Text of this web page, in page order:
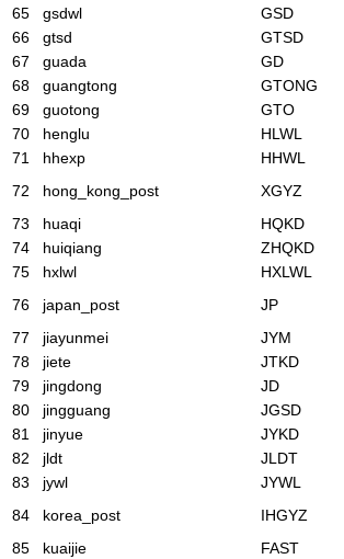
65
gsdwl GSD
66
gtsd GTSD
67
guada GD
68
guangtong GTONG
69
guotong GTO
70
henglu HLWL
71
hhexp HHWL
72
hong_kong_post XGYZ
73
huaqi HQKD
74
huiqiang ZHQKD
75
hxlwl HXLWL
76
japan_post JP
77
jiayunmei JYM
78
jiete JTKD
79
jingdong JD
80
jingguang JGSD
81
jinyue JYKD
82
jldt JLDT
83
jywl JYWL
84
korea_post IHGYZ
85
kuaijie FAST